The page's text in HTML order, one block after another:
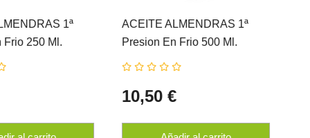
1ª
Frio 250 Ml.
ACEITE ALMENDRAS 1ª
Presion En Frio 500 Ml.
HERDIBEL
10,50 €